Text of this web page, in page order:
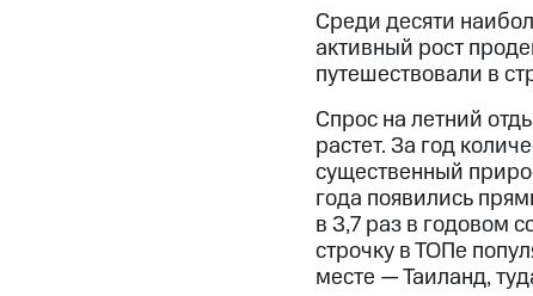
Среди десяти
активный рост
путешествовали в
Спрос на летний
растет. За год
существенный
года появились
в 3,7 раз в годовом
строчку в ТОПе
месте — Таиланд,